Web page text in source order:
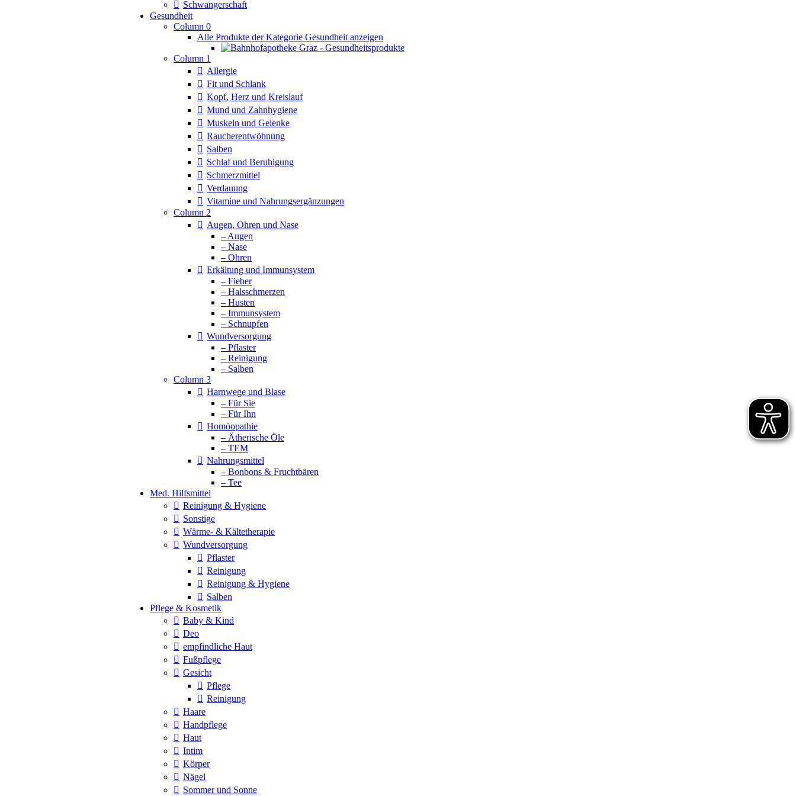
Schwangerschaft
Gesundheit
Column 0
Alle Produkte der Kategorie Gesundheit anzeigen
Column 1
Allergie
Fit und Schlank
Kopf, Herz und Kreislauf
Mund und Zahnhygiene
Muskeln und Gelenke
Raucherentwöhnung
Salben
Schlaf und Beruhigung
Schmerzmittel
Verdauung
Vitamine und Nahrungsergänzungen
Column 2
Augen, Ohren und Nase
– Augen
– Nase
– Ohren
Erkältung und Immunsystem
– Fieber
– Halsschmerzen
– Husten
– Immunsystem
– Schnupfen
Wundversorgung
– Pflaster
– Reinigung
– Salben
Column 3
Harnwege und Blase
– Für Sie
– Für Ihn
Homöopathie
– Ätherische Öle
– TEM
Nahrungsmittel
– Bonbons & Fruchtbären
– Tee
Med. Hilfsmittel
Reinigung & Hygiene
Sonstige
Wärme- & Kältetherapie
Wundversorgung
Pflaster
Reinigung
Reinigung & Hygiene
Salben
Pflege & Kosmetik
Baby & Kind
Deo
empfindliche Haut
Fußpflege
Gesicht
Pflege
Reinigung
Haare
Handpflege
Haut
Intim
Körper
Nägel
Sommer und Sonne